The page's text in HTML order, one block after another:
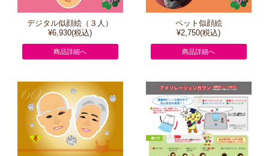
デジタル似顔絵（３人）
¥6,930(税込)
商品詳細へ
ペット似顔絵
¥2,750(税込)
商品詳細へ